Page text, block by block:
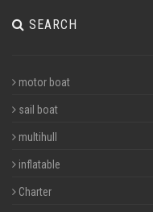
SEARCH
motor boat
sail boat
multihull
inflatable
Charter